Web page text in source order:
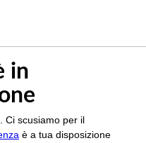
in
Ci scusiamo per il
è a tua disposizione